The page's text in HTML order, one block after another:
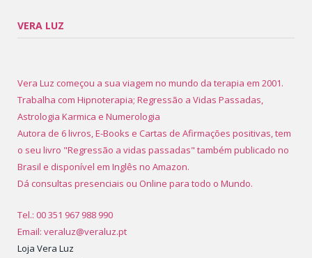
VERA LUZ
Vera Luz começou a sua viagem no mundo da terapia em 2001.
Trabalha com Hipnoterapia; Regressão a Vidas Passadas,
Astrologia Karmica e Numerologia
Autora de 6 livros, E-Books e Cartas de Afirmações positivas, tem
o seu livro "Regressão a vidas passadas" também publicado no
Brasil e disponível em Inglês no Amazon.
Dá consultas presenciais ou Online para todo o Mundo.
Tel.: 00 351 967 988 990
Email: veraluz@veraluz.pt
Loja Vera Luz